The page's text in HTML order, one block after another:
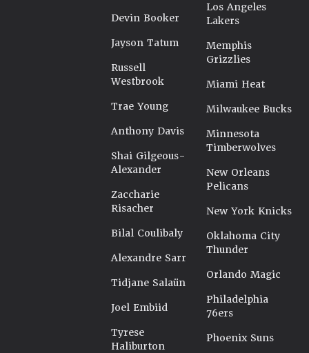
Devin Booker
Jayson Tatum
Russell
Westbrook
Trae Young
Anthony Davis
Shai Gilgeous-
Alexander
Zaccharie
Risacher
Bilal Coulibaly
Alexandre Sarr
Tidjane Salaün
Joel Embiid
Tyrese
Haliburton
Los Angeles
Lakers
Memphis
Grizzlies
Miami Heat
Milwaukee Bucks
Minnesota
Timberwolves
New Orleans
Pelicans
New York Knicks
Oklahoma City
Thunder
Orlando Magic
Philadelphia
76ers
Phoenix Suns